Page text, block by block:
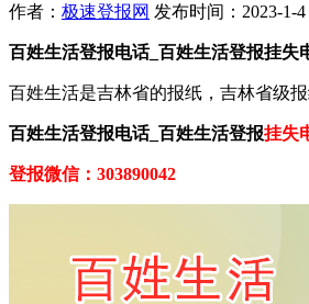
作者： 极速登报网 发布时间：2023-1-4
百姓生活登报电话_百姓生活登报挂失
百姓生活是吉林省的报纸，吉林省级
百姓生活登报电话_百姓生活登报挂失
登报微信：303890042